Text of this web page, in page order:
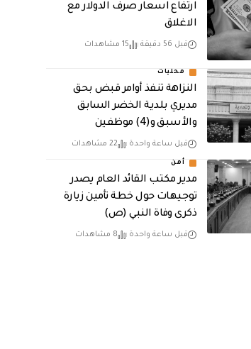
ارتفاع اسعار صرف الدولار مع
الاغلاق
قبل 56 دقيقة 15 مشاهدات
محليات
النزاهة تنفذ أوامر قبض بحق
مديري بلدية الخضر السابق
والأسبق و(4) موظفين
قبل ساعة واحدة 22 مشاهدات
أمن
مدير مكتب القائد العام يصدر
توجيهات حول خطة تأمين زيارة
ذكرى وفاة النبي (ص)
قبل ساعة واحدة 8 مشاهدات